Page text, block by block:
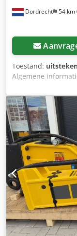
Dordrecht 54 km
Toestand:
Algemene
Leeggewicht:
200 x 70 x 60 cm
staat Aantal vorige
goed Visuele
Geschikt voor de
Benodigde
Slagfrequentie:
Productieland: DE
op met Ö. Inalkac